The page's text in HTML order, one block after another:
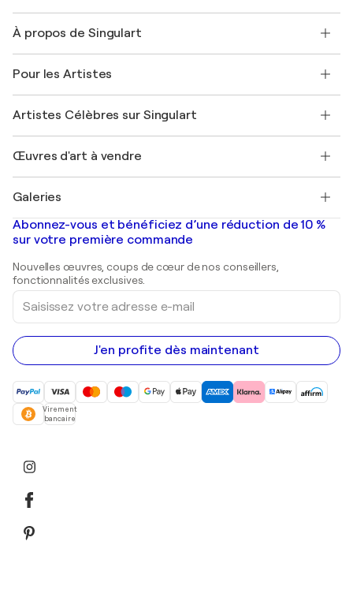
Expédition
Offrir une carte cadeau
Rejoignez notre programme commercial
Mon compte
+33 1 76 44 06 42
À propos de Singulart
FAQ
Magazine Singulart
Emplois
Découvrez une sélection d'art original
Pour les Artistes
Se connecter en tant qu'Artiste
Artistes Célèbres sur Singulart
Marc Chagall
Banksy
Mr. Brainwash
Shepard Fairey
Œuvres d'art à vendre
Tableaux abstraits à vendre
Peintures de paysage
Estampes
Peintures acryliques
Galeries
Galeries d'art en France
Galeries d'art en Belgique
Abonnez-vous et bénéficiez d’une réduction de 10 %
sur votre première commande
Nouvelles œuvres, coups de cœur de nos conseillers,
fonctionnalités exclusives.
Saisissez
votre
adresse
e-
mail
J'en profite dès maintenant
Virement
bancaire